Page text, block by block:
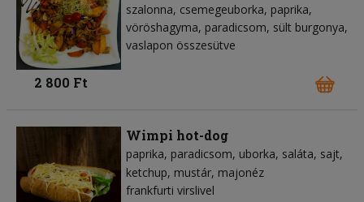
szalonna, csemegeuborka, paprika,
vöröshagyma, paradicsom, sült burgonya,
vaslapon összesütve
2 800 Ft
Wimpi hot-dog
paprika paradicsom uborka saláta sajt
ketchup mustár majonéz
frankfurti virslivel